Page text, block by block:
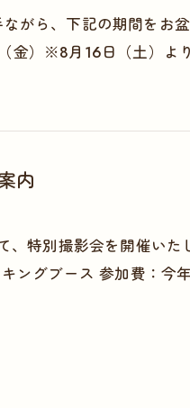
がら、下記の期間をお
金）※8月16日（土）よ
内
特別撮影会を開催いた
ングブース 参加費：今